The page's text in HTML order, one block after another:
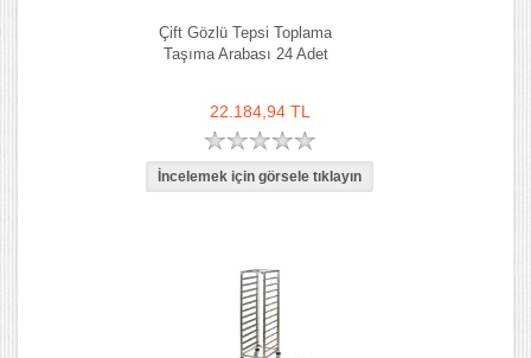
Çift Gözlü Tepsi Toplama
Taşıma Arabası 24 Adet
22.184,94 TL